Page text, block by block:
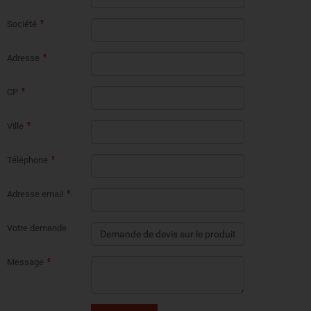
Société
Adresse
CP
Ville
Téléphone
Adresse email
Votre demande
Message